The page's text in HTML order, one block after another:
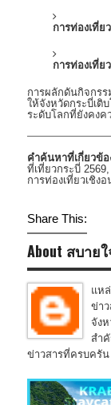
การท่องเที่ย
การท่องเที่ย
การผลักดันกิจกร
ให้จังหวัดกระบี่เติ
ระดับโลกที่ยังคงค
คำค้นหาที่เกี่ยวข้อ
ที่เที่ยวกระบี่
การท่องเที่ยวเชิง
Share This:
About สบาย
แห
ข่า
จัง
สำ
ข่าวสารที่ครบครั